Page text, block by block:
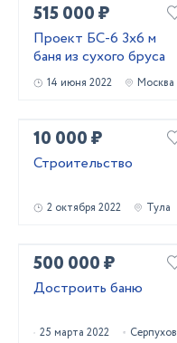
515 000 ₽
Проект БС-6 3х6 м
баня из сухого бруса
14 июня 2022 Москва
10 000 ₽
Строительство
2 октября 2022 Тула
500 000 ₽
Достроить баню
25 марта 2022 Серпухов